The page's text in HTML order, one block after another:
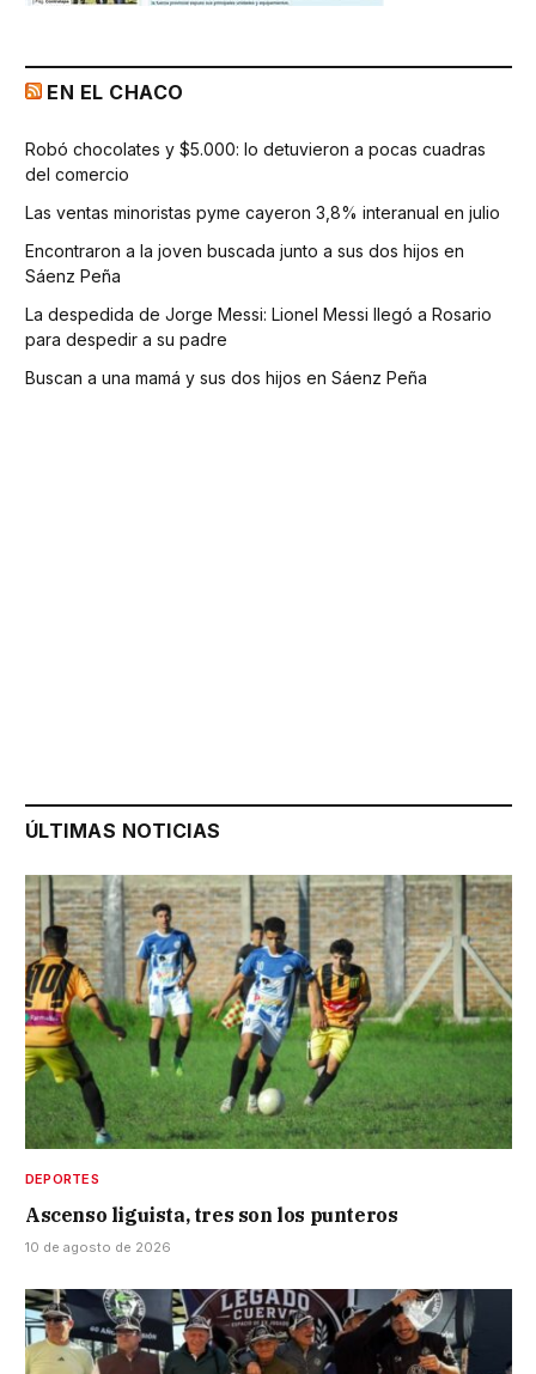
EN EL CHACO
Robó chocolates y $5.000: lo detuvieron a pocas cuadras
del comercio
Las ventas minoristas pyme cayeron 3,8% interanual en julio
Encontraron a la joven buscada junto a sus dos hijos en
Sáenz Peña
La despedida de Jorge Messi: Lionel Messi llegó a Rosario
para despedir a su padre
Buscan a una mamá y sus dos hijos en Sáenz Peña
ÚLTIMAS NOTICIAS
DEPORTES
Ascenso liguista, tres son los punteros
10 de agosto de 2026